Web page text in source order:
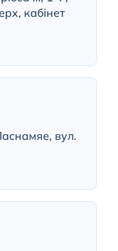
кабінет
вул.